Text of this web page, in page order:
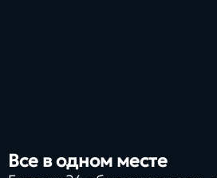
Все в одном месте